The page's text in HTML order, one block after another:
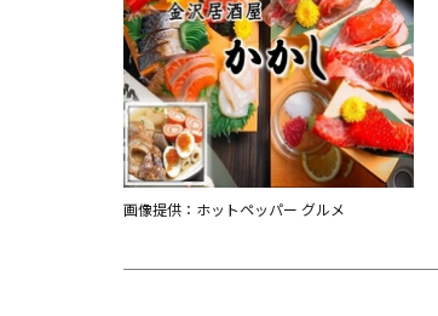
画像提供：ホットペッパー グルメ